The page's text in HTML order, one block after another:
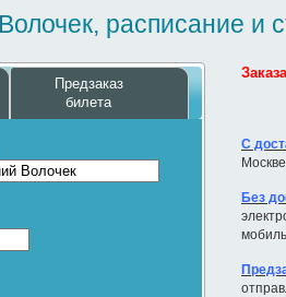
расписание и
Предзаказ
билета
С
Без